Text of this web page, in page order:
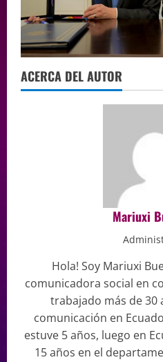
ACERCA DEL AUTOR
Mariuxi
Hola! Soy Mariuxi
comunicadora social en
trabajado más de 30
comunicación en
estuve 5 años, luego en
15 años en el